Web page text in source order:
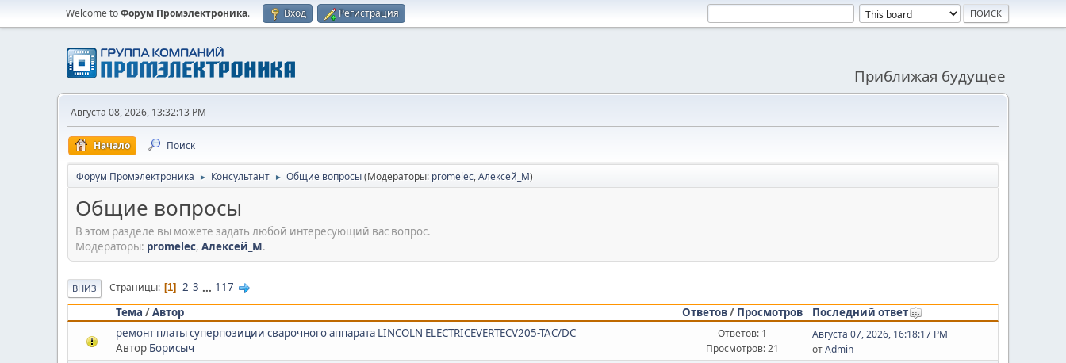
Welcome toФорум Промэлектроника. Вход Регистрация
Приближая будущее
Августа 08, 2026, 13:32:13 PM
Начало Поиск
Форум Промэлектроника ► Консультант ► Общие вопросы(Модераторы: promelec,Алексей_М)
Общие вопросы
В этом разделе вы можете задать любой интересующий вас вопрос.
Модераторы: promelec, Алексей_М.
ВНИЗ Страницы 1 2 3 ... 117
Тема /Автор Ответов/ Просмотров
Последний ответ
ремонт платы суперпозиции сварочного аппарата LINCOLN ELECTRICEVERTECV205-TAC/DC
Автор Борисыч
Ответов: 1
Просмотров: 21
Августа 07, 2026, 16:18:17 PM
отAdmin